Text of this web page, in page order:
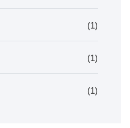
(1)
(1)
(1)